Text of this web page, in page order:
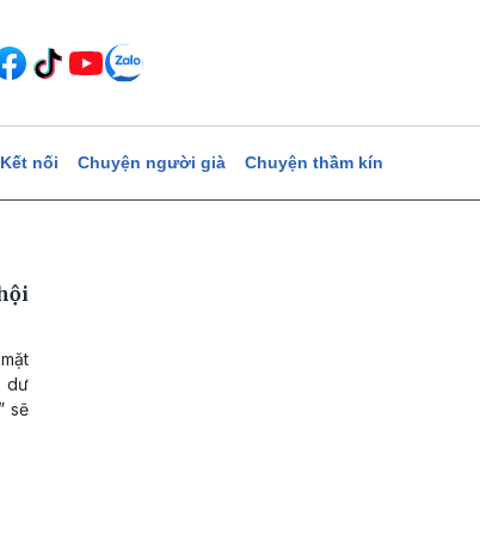
Kết nối Chuyện người già Chuyện thầm kín
dư
sẽ